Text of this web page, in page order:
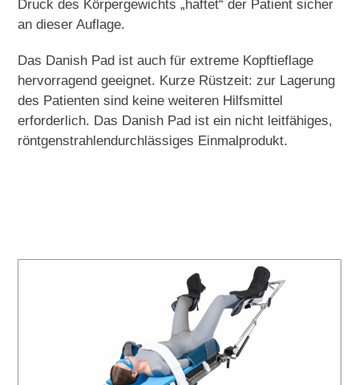
Druck des Körpergewichts „haftet“ der Patient sicher
an dieser Auflage.
Das Danish Pad ist auch für extreme Kopftieflage
hervorragend geeignet. Kurze Rüstzeit: zur Lagerung
des Patienten sind keine weiteren Hilfsmittel
erforderlich. Das Danish Pad ist ein nicht leitfähiges,
röntgenstrahlendurchlässiges Einmalprodukt.